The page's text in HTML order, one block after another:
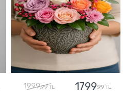
1999,99 TL 1799,99 TL